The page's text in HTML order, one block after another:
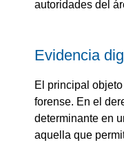
autoridades del
Evidencia
El principal
forense. En el
determinante en
aquella que